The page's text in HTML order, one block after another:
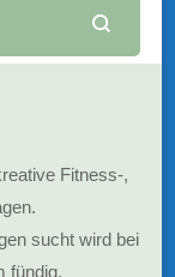
Fitness-,
sucht wird bei
fündig.